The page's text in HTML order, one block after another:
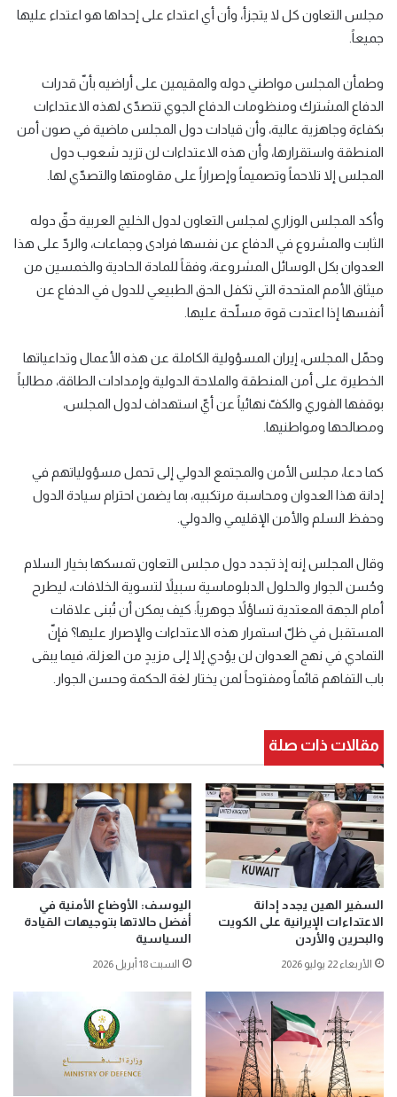
مجلس التعاون كل لا يتجزأ، وأن أي اعتداء على إحداها هو اعتداء عليها
جميعاً.
وطمأن المجلس مواطني دوله والمقيمين على أراضيه بأنّ قدرات
الدفاع المشترك ومنظومات الدفاع الجوي تتصدّى لهذه الاعتداءات
بكفاءة وجاهزية عالية، وأن قيادات دول المجلس ماضية في صون أمن
المنطقة واستقرارها، وأن هذه الاعتداءات لن تزيد شعوب دول
المجلس إلا تلاحماً وتصميماً وإصراراً على مقاومتها والتصدّي لها.
وأكد المجلس الوزاري لمجلس التعاون لدول الخليج العربية حقّ دوله
الثابت والمشروع في الدفاع عن نفسها فرادى وجماعات، والردّ على هذا
العدوان بكل الوسائل المشروعة، وفقاً للمادة الحادية والخمسين من
ميثاق الأمم المتحدة التي تكفل الحق الطبيعي للدول في الدفاع عن
أنفسها إذا اعتدت قوة مسلّحة عليها.
وحمّل المجلس، إيران المسؤولية الكاملة عن هذه الأعمال وتداعياتها
الخطيرة على أمن المنطقة والملاحة الدولية وإمدادات الطاقة، مطالباً
بوقفها الفوري والكفّ نهائياً عن أيّ استهداف لدول المجلس،
ومصالحها ومواطنيها.
كما دعا، مجلس الأمن والمجتمع الدولي إلى تحمل مسؤولياتهم في
إدانة هذا العدوان ومحاسبة مرتكبيه، بما يضمن احترام سيادة الدول
وحفظ السلم والأمن الإقليمي والدولي.
وقال المجلس إنه إذ تجدد دول مجلس التعاون تمسكها بخيار السلام
وحُسن الجوار والحلول الدبلوماسية سبيلاً لتسوية الخلافات، ليطرح
أمام الجهة المعتدية تساؤلاً جوهرياً: كيف يمكن أن تُبنى علاقات
المستقبل في ظلّ استمرار هذه الاعتداءات والإصرار عليها؟ فإنّ
التمادي في نهج العدوان لن يؤدي إلا إلى مزيدٍ من العزلة، فيما يبقى
باب التفاهم قائماً ومفتوحاً لمن يختار لغة الحكمة وحسن الجوار.
مقالات ذات صلة
السفير الهين يجدد إدانة
الاعتداءات الإيرانية على الكويت
والبحرين والأردن
الأربعاء 22 يوليو 2026
اليوسف: الأوضاع الأمنية في
أفضل حالاتها بتوجيهات القيادة
السياسية
السبت 18 أبريل 2026